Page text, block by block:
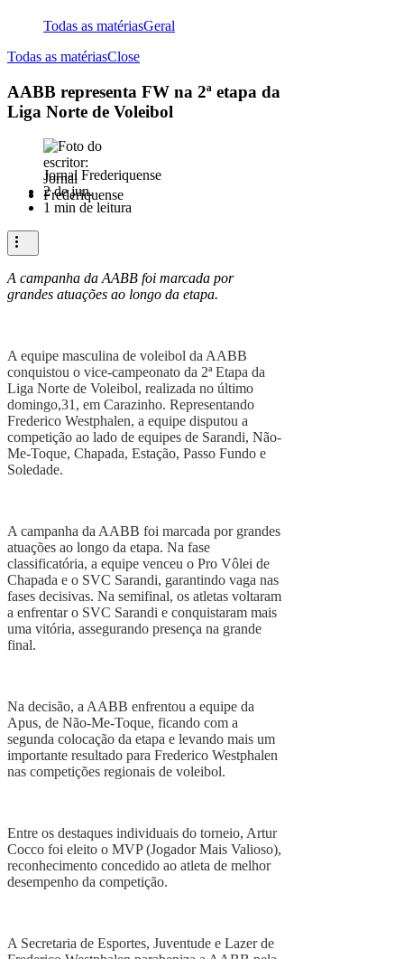
Todas as matériasGeral
Todas as matériasClose
AABB representa FW na 2ª etapa da
Liga Norte de Voleibol
Jornal Frederiquense
2 de jun.
1 min de leitura
A campanha da AABB foi marcada por
grandes atuações ao longo da etapa.
A equipe masculina de voleibol da AABB
conquistou o vice-campeonato da 2ª Etapa da
Liga Norte de Voleibol, realizada no último
domingo,31, em Carazinho. Representando
Frederico Westphalen, a equipe disputou a
competição ao lado de equipes de Sarandi, Não-
Me-Toque, Chapada, Estação, Passo Fundo e
Soledade.
A campanha da AABB foi marcada por grandes
atuações ao longo da etapa. Na fase
classificatória, a equipe venceu o Pro Vôlei de
Chapada e o SVC Sarandi, garantindo vaga nas
fases decisivas. Na semifinal, os atletas voltaram
a enfrentar o SVC Sarandi e conquistaram mais
uma vitória, assegurando presença na grande
final.
Na decisão, a AABB enfrentou a equipe da
Apus, de Não-Me-Toque, ficando com a
segunda colocação da etapa e levando mais um
importante resultado para Frederico Westphalen
nas competições regionais de voleibol.
Entre os destaques individuais do torneio, Artur
Cocco foi eleito o MVP (Jogador Mais Valioso),
reconhecimento concedido ao atleta de melhor
desempenho da competição.
A Secretaria de Esportes, Juventude e Lazer de